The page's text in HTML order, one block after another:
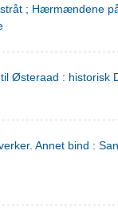
; Hærmændene
Østeraad : historisk
Annet bind :